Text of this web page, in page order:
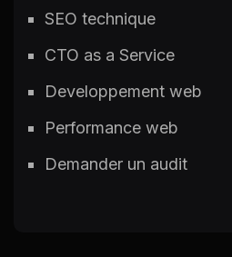
SEO technique
CTO as a Service
Developpement web
Performance web
Demander un audit